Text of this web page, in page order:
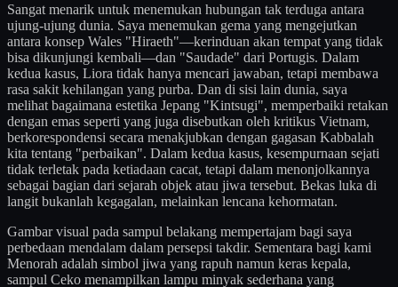
Sangat menarik untuk menemukan hubungan tak terduga antara
ujung-ujung dunia. Saya menemukan gema yang mengejutkan
antara konsep Wales "Hiraeth"—kerinduan akan tempat yang tidak
bisa dikunjungi kembali—dan "Saudade" dari Portugis. Dalam
kedua kasus, Liora tidak hanya mencari jawaban, tetapi membawa
rasa sakit kehilangan yang purba. Dan di sisi lain dunia, saya
melihat bagaimana estetika Jepang "Kintsugi", memperbaiki retakan
dengan emas seperti yang juga disebutkan oleh kritikus Vietnam,
berkorespondensi secara menakjubkan dengan gagasan Kabbalah
kita tentang "perbaikan". Dalam kedua kasus, kesempurnaan sejati
tidak terletak pada ketiadaan cacat, tetapi dalam menonjolkannya
sebagai bagian dari sejarah objek atau jiwa tersebut. Bekas luka di
langit bukanlah kegagalan, melainkan lencana kehormatan.
Gambar visual pada sampul belakang mempertajam bagi saya
perbedaan mendalam dalam persepsi takdir. Sementara bagi kami
Menorah adalah simbol jiwa yang rapuh namun keras kepala,
sampul Ceko menampilkan lampu minyak sederhana yang